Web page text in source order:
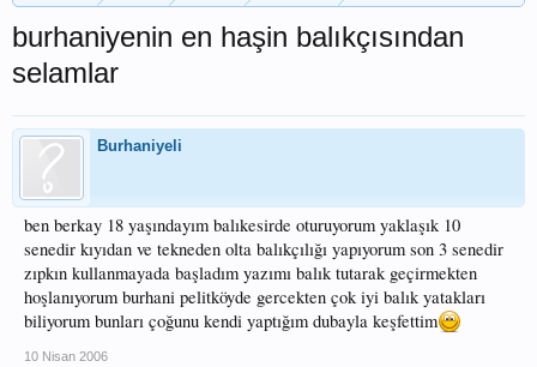
burhaniyenin en haşin balıkçısından
selamlar
Burhaniyeli
ben berkay 18 yaşındayım balıkesirde oturuyorum yaklaşık 10
senedir kıyıdan ve tekneden olta balıkçılığı yapıyorum son 3 senedir
zıpkın kullanmayada başladım yazımı balık tutarak geçirmekten
hoşlanıyorum burhani pelitköyde gercekten çok iyi balık yatakları
biliyorum bunları çoğunu kendi yaptığım dubayla keşfettim
10 Nisan 2006